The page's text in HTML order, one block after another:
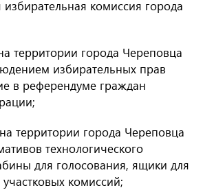
комиссия города
территории города Череповца
избирательных прав
в референдуме граждан
территории города Череповца
технологического
для голосования, ящики для
комиссий;